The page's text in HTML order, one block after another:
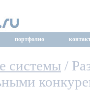
портфолио
системы /